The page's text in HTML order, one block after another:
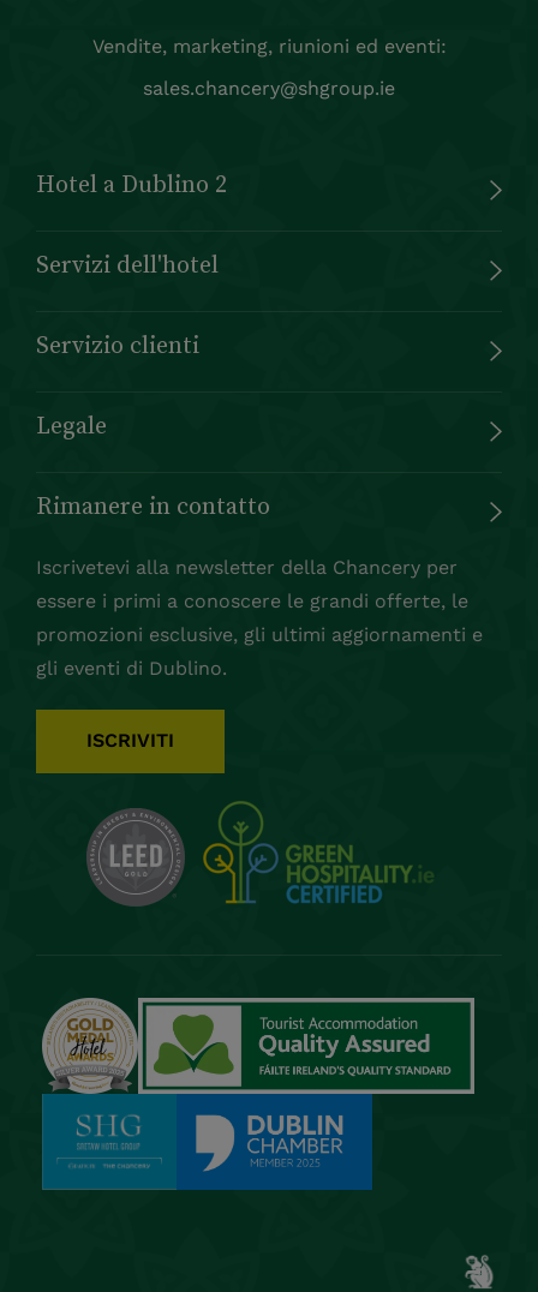
Vendite, marketing, riunioni ed eventi:
sales.chancery@shgroup.ie
Hotel a Dublino 2
Servizi dell'hotel
Servizio clienti
Legale
Rimanere in contatto
Iscrivetevi alla newsletter della Chancery per
essere i primi a conoscere le grandi offerte, le
promozioni esclusive, gli ultimi aggiornamenti e
gli eventi di Dublino.
ISCRIVITI